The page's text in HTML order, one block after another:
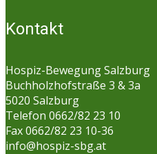
Kontakt
Hospiz-Bewegung Salzburg
Buchholzhofstraße 3 & 3a
5020 Salzburg
Telefon 0662/82 23 10
Fax 0662/82 23 10-36
info@hospiz-sbg.at